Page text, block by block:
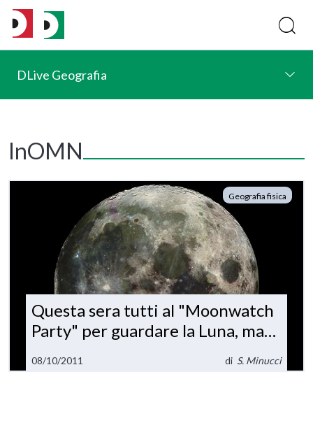
DLive Geografia
InOMN
Geografia fisica
Questa sera tutti al "Moonwatch
Party" per guardare la Luna, ma
08/10/2011 di S. Minucci